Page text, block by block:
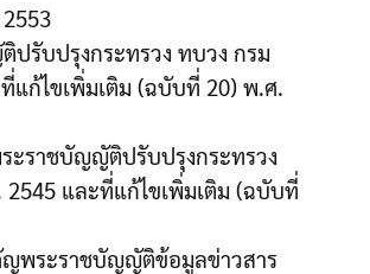
รับปรุงกระทรวง ทบวง กรม
แก้ไขเพิ่มเติม (ฉบับที่ 20) พ.ศ.
ะราชบัญญัติปรับปรุงกระทรวง
และที่แก้ไขเพิ่มเติม (ฉบับที่
ญพระราชบัญญัติข้อมูลข่าวสาร